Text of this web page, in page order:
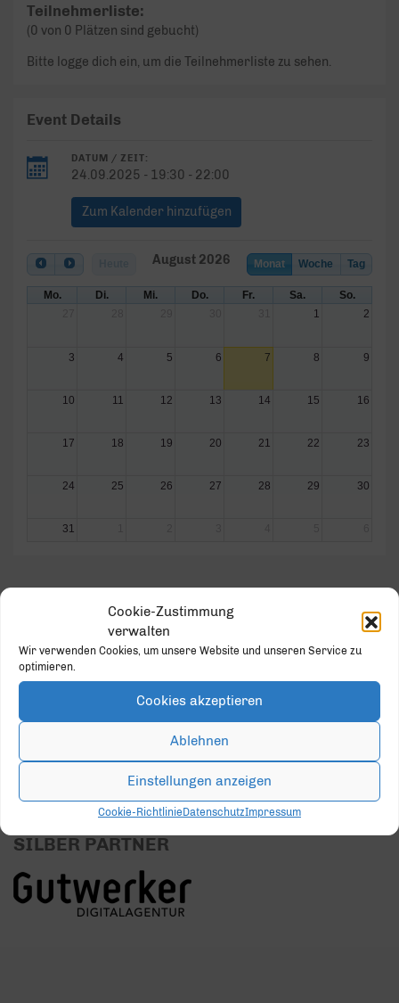
Cookie-Zustimmung
verwalten
Wir verwenden Cookies, um unsere Website und unseren Service zu
optimieren.
Cookies akzeptieren
Ablehnen
Einstellungen anzeigen
Cookie-RichtlinieDatenschutzImpressum
Teilnehmerliste:
(0 von 0 Plätzen sind gebucht)
Bitte logge dich ein, um die Teilnehmerliste zu sehen.
Event Details
DATUM / ZEIT:
24.09.2025 - 19:30 - 22:00
Zum Kalender hinzufügen
Monat Woche Tag
August 2026
Mo. Di. Mi. Do. Fr. Sa.
So.
1 2
3 4 5 6 7 8 9
10 11 12 13 14 15 16
17 18 19 20 21 22 23
24 25 26 27 28 29 30
31
GOLD PARTNER
SILBER PARTNER